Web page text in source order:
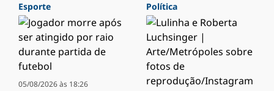
Esporte
05/08/2026 às 18:26
Política